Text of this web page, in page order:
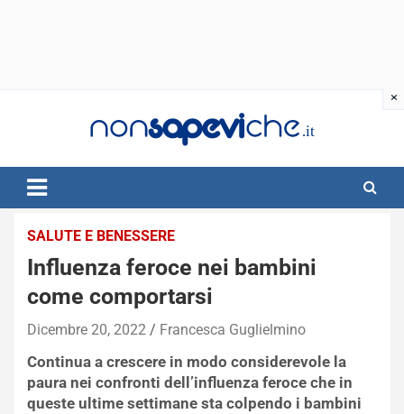
SALUTE E BENESSERE
Influenza feroce nei bambini
come comportarsi
Dicembre 20, 2022 Francesca Guglielmino
Continua a crescere in modo considerevole la
paura nei confronti dell’influenza feroce che in
queste ultime settimane sta colpendo i bambini